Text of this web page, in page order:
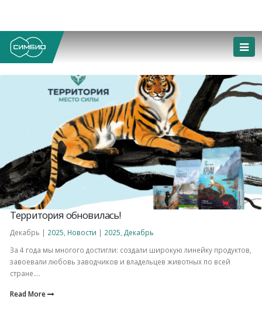
Территория обновилась!
Декабрь | 2025 Новости | 2025 Декабрь
За 4 года мы многого достигли: создали широкую линейку продуктов,
завоевали любовь заводчиков и владельцев животных по всей
стране....
Read More